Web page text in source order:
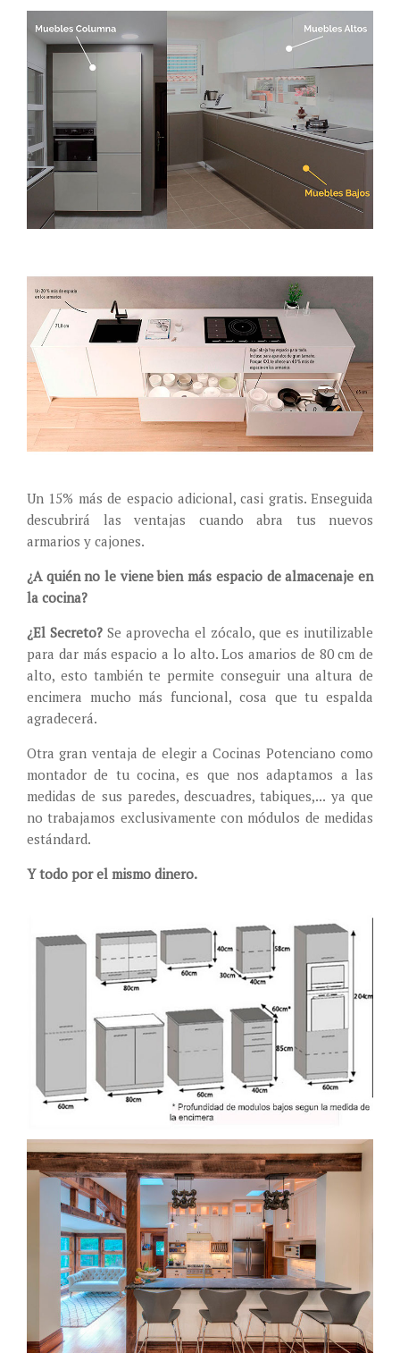
Un 15% más de espacio adicional, casi gratis. Enseguida
descubrirá las ventajas cuando abra tus nuevos
armarios y cajones.
¿A quién no le viene bien más espacio de almacenaje en
la cocina?
¿El Secreto? Se aprovecha el zócalo, que es inutilizable
para dar más espacio a lo alto. Los amarios de 80 cm de
alto, esto también te permite conseguir una altura de
encimera mucho más funcional, cosa que tu espalda
agradecerá.
Otra gran ventaja de elegir a Cocinas Potenciano como
montador de tu cocina, es que nos adaptamos a las
medidas de sus paredes, descuadres, tabiques,... ya que
no trabajamos exclusivamente con módulos de medidas
estándard.
Y todo por el mismo dinero.